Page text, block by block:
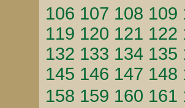
106 107 108 109
119 120 121 122
132 133 134 135
145 146 147 148
158 159 160 161